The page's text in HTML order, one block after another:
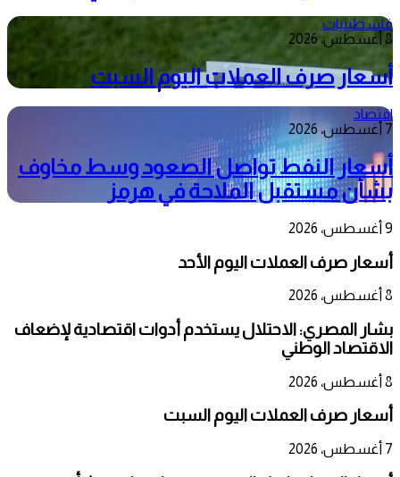
فلسطينيات
8 أغسطس، 2026
أسعار صرف العملات اليوم السبت
اقتصاد
7 أغسطس، 2026
أسعار النفط تواصل الصعود وسط مخاوف
بشأن مستقبل الملاحة في هرمز
9 أغسطس، 2026
أسعار صرف العملات اليوم الأحد
8 أغسطس، 2026
بشار المصري: الاحتلال يستخدم أدوات اقتصادية لإضعاف
الاقتصاد الوطني
8 أغسطس، 2026
أسعار صرف العملات اليوم السبت
7 أغسطس، 2026